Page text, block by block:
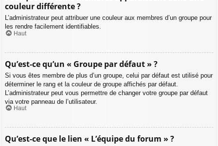
couleur différente ?
L’administrateur peut attribuer une couleur aux membres d’un groupe pour
les rendre facilement identifiables.
Haut
Qu’est-ce qu’un « Groupe par défaut » ?
Si vous êtes membre de plus d’un groupe, celui par défaut est utilisé pour
déterminer le rang et la couleur de groupe affichés par défaut.
L’administrateur peut vous permettre de changer votre groupe par défaut
via votre panneau de l’utilisateur.
Haut
Qu’est-ce que le lien « L’équipe du forum » ?